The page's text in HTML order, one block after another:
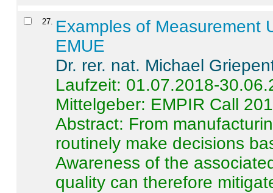
27. Examples of Measurement
EMUE
Dr. rer. nat. Michael
Laufzeit: 01.07.2018-
Mittelgeber: EMPIR Call
Abstract: From
routinely make decisions
Awareness of the
quality can therefore